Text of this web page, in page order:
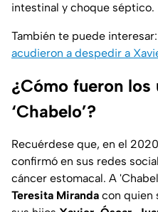
intestinal y choque séptico.
También te puede interesar:
acudieron a despedir a
¿Cómo fueron
‘Chabelo’?
Recuérdese que, en el
confirmó en sus redes
cáncer estomacal. A
Teresita Miranda con quien